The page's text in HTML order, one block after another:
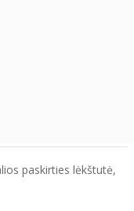
paskirties lėkštutė,